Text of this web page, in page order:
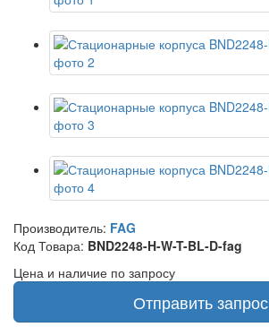
Производитель: FAG
Код Товара: BND2248-H-W-T-BL-D-fag
Цена и наличие по запросу
Отправить запрос